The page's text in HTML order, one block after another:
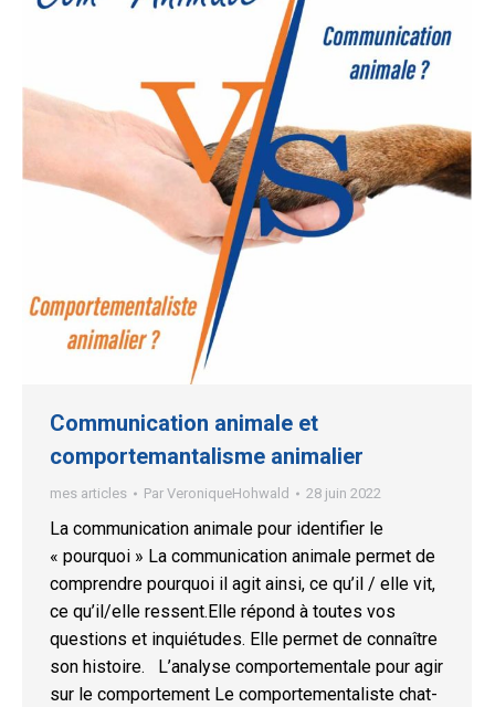
Communication animale et
comportemantalisme animalier
mes articles Par VeroniqueHohwald 28 juin 2022
La communication animale pour identifier le
« pourquoi » La communication animale permet de
comprendre pourquoi il agit ainsi, ce qu’il / elle vit,
ce qu’il/elle ressent.Elle répond à toutes vos
questions et inquiétudes. Elle permet de connaître
son histoire. L’analyse comportementale pour agir
sur le comportement Le comportementaliste chat-